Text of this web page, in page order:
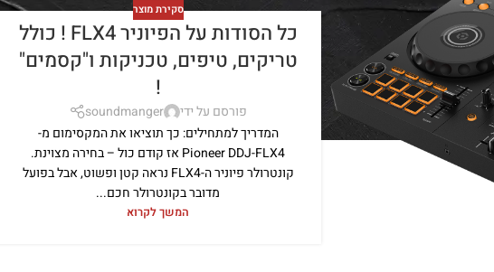
סקירת מוצר
כל הסודות על הפיוניר FLX4 ! כולל
טריקים, טיפים, טכניקות ו"קסמים"
!
פורסם על ידי
soundmanger
המדריך למתחילים: כך תוציאו את המקסימום מ-
Pioneer DDJ-FLX4 אז קודם כול – בחירה מצוינת.
קונטרולר פיוניר ה-FLX4 נראה קטן ופשוט, אבל בפועל
מדובר בקונטרולר חכם...
המשך לקרוא